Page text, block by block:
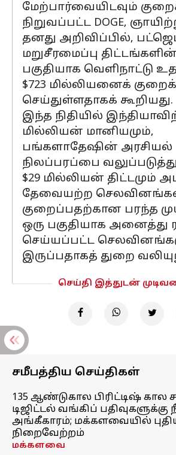
மேற்பார்வையிடவும்
நிறுவப்பட்ட DOGE,
தனது அறிவிப்பில்,
மறுசீரமைப்பு
பகுதியாக வெளிநாட்டு
$723 மில்லியனைக் குறைக்க
செய்துள்ளதாகக் கூறியது.
இந்த நிதியில்
மில்லியன் மானியமும்,
பங்களாதேஷின் அரசியல்
நிலப்பரப்பை
$29 மில்லியன் திட்டமும்
தேவையற்ற
குறைப்பதற்கான பரந்த
ஒரு பகுதியாக அனைத்து
செய்யப்பட்ட
இருப்பதாகத் துறை
செய்தி இத்துடன்
சமீபத்திய செய்திகள்
135 ஆண்டுகால பிரிட்டிஷ் கால
டிஜிட்டல் வங்கிப்
அங்கீகாரம்; மக்களவையில்
நிறைவேற்றம்
மக்களவை